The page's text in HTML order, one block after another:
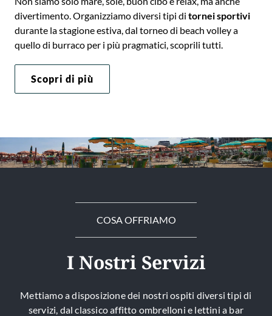
divertimento. Organizziamo diversi tipi di tornei sportivi
durante la stagione estiva, dal torneo di beach volley a
quello di burraco per i più pragmatici, scoprili tutti.
Scopri di più
COSA OFFRIAMO
I Nostri Servizi
Mettiamo a disposizione dei nostri ospiti diversi tipi di
servizi, dal classico affitto ombrelloni e lettini a bar